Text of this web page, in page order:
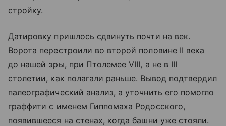
стройку.
Датировку пришлось сдвинуть почти на век.
Ворота перестроили во второй половине II века
до нашей эры, при Птолемее VIII, а не в III
столетии, как полагали раньше. Вывод подтвердил
палеографический анализ, а уточнить его помогло
граффити с именем Гиппомаха Родосского,
появившееся на стенах, когда башни уже стояли.